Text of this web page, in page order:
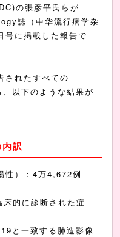
の張彦平氏らが
誌（中华流行病学杂
に掲載した報告で
されたすべての
以下のような結果が
訳
性）：4万4,672例
的に診断された症
と一致する肺造影像